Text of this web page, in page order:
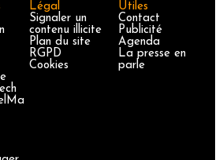
Légal
Signaler un
contenu illicite
Plan du site
RGPD
Cookies
Utiles
Contact
Publicité
Agenda
La presse en
parle